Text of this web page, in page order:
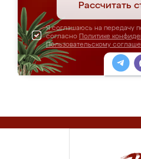
Рассчитать
Я соглашаюсь на передачу
согласно Политике
Пользовательскому